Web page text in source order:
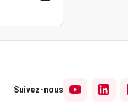
Suivez-nous